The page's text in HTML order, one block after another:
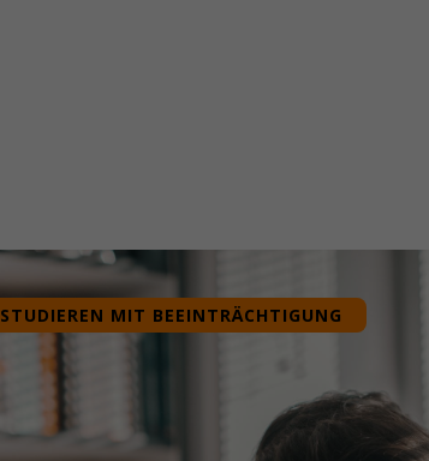
STUDIEREN MIT BEEINTRÄCHTIGUNG